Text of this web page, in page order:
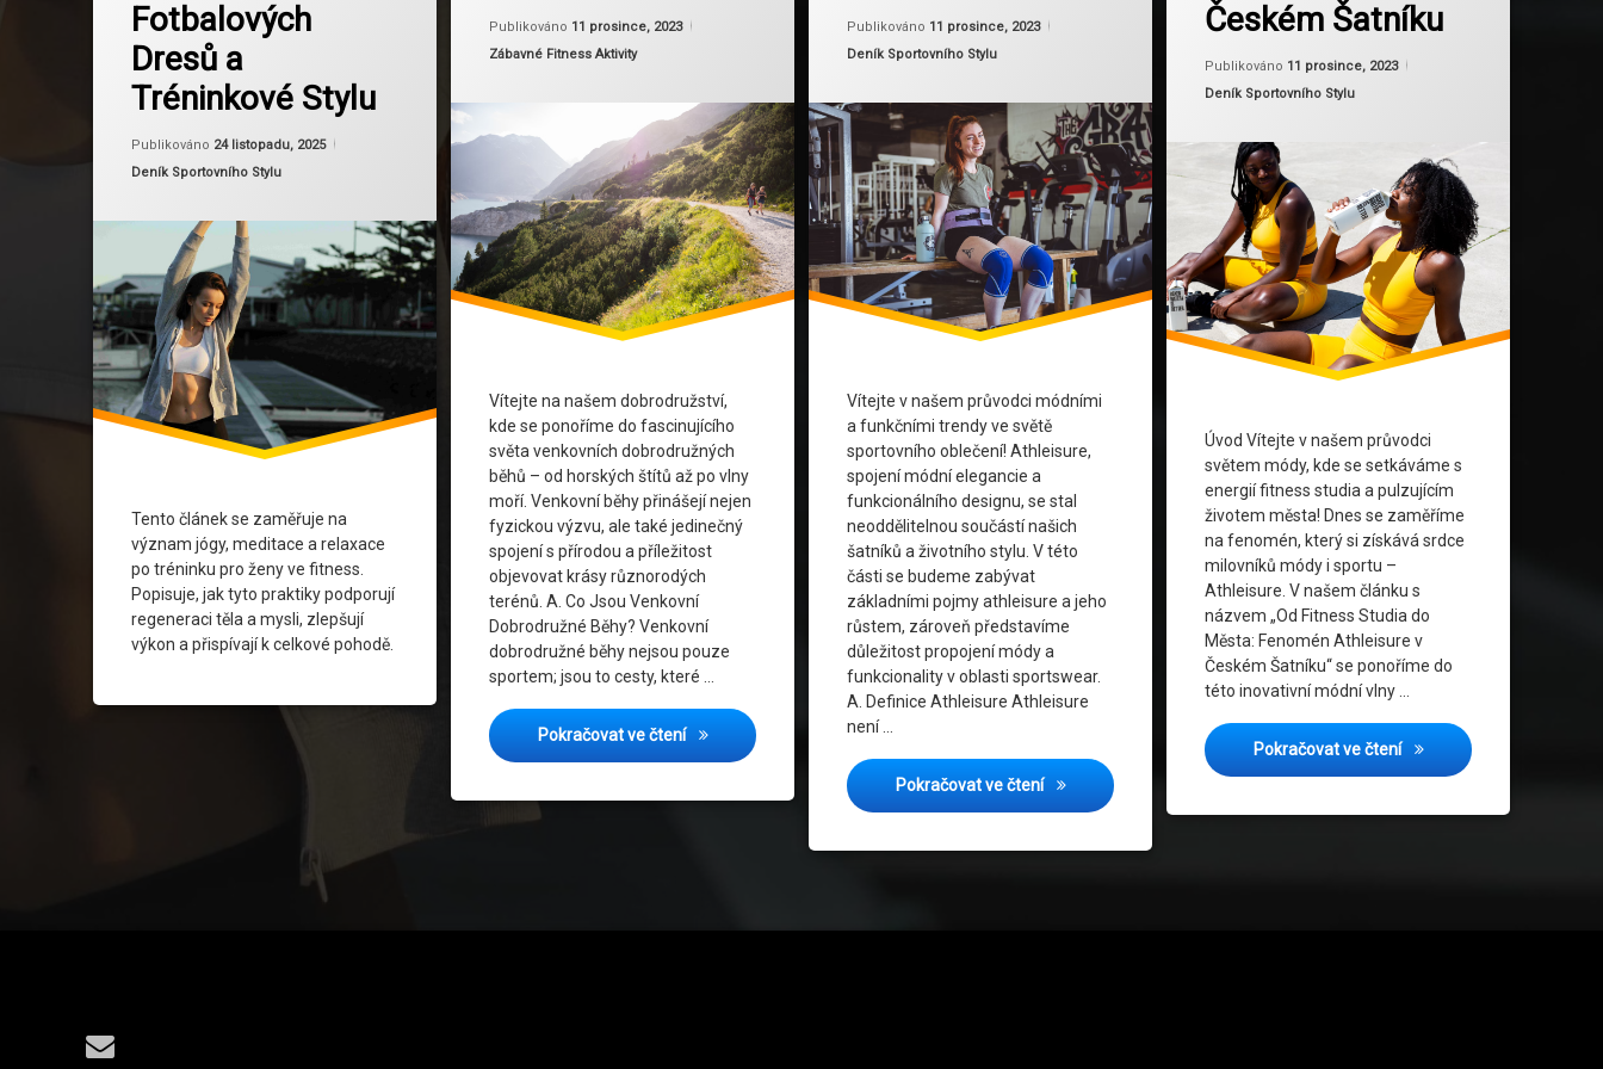
Fotbalových
Dresů a
Tréninkové Stylu
Publikováno 24 listopadu, 2025
24 listopadu, 2025
Kategorie:
Deník Sportovního Stylu
Tento článek se zaměřuje na
význam jógy, meditace a relaxace
po tréninku pro ženy ve fitness.
Popisuje, jak tyto praktiky podporují
regeneraci těla a mysli, zlepšují
výkon a přispívají k celkové pohodě.
meditace
pohodlí
Regenerace
regenerace po tréninku
Sportovní Oblečení
tělesná rovnováha
výkon
ženský sport
Publikováno 11 prosince, 2023
Kategorie:
Zábavné Fitness Aktivity
Vítejte na našem dobrodružství,
kde se ponoříme do fascinujícího
světa venkovních dobrodružných
běhů – od horských štítů až po vlny
moří. Venkovní běhy přinášejí nejen
fyzickou výzvu, ale také jedinečný
spojení s přírodou a příležitost
objevovat krásy různorodých
terénů. A. Co Jsou Venkovní
Dobrodružné Běhy? Venkovní
dobrodružné běhy nejsou pouze
sportem; jsou to cesty, které …
Pokračovat ve čteníVenkovní Dobrodružné Běhy: Od Hor k Moři
Běhání Po Horách
Běhání V Přírodě
Běžecké Inspirace
Běžecké Příběhy
Běžecké Trasy
Dobrodružství V Běhání
Sportovní Oblečení
Zdraví A Sport
Zumba Fitness
Publikováno 11 prosince, 2023
11 prosince, 2023
Kategorie:
Deník Sportovního Stylu
Vítejte v našem průvodci módními
a funkčními trendy ve světě
sportovního oblečení! Athleisure,
spojení módní elegancie a
funkcionálního designu, se stal
neoddělitelnou součástí našich
šatníků a životního stylu. V této
části se budeme zabývat
základními pojmy athleisure a jeho
růstem, zároveň představíme
důležitost propojení módy a
funkcionality v oblasti sportswear.
A. Definice Athleisure Athleisure
není …
Pokračovat ve čteníMódní a Funkční: Aktuální Trendy ve Sportovním Oblečení
Fitness Móda
Kolekce Sportovního Oblečení
Módní Inspirace
Módní Trendy
Personalizace
Sociální Vlivy
Sportovní Oblečení
Streetwear
Udržitelná Móda
Virtuální Reality
Českém Šatníku
Publikováno 11 prosince, 2023
Kategorie:
Deník Sportovního Stylu
Úvod Vítejte v našem průvodci
světem módy, kde se setkáváme s
energií fitness studia a pulzujícím
životem města! Dnes se zaměříme
na fenomén, který si získává srdce
milovníků módy i sportu –
Athleisure. V našem článku s
názvem „Od Fitness Studia do
Města: Fenomén Athleisure v
Českém Šatníku“ se ponoříme do
této inovativní módní vlny …
Pokračovat ve čteníOd Fitness Studia do
Móda
Módní Inspirace
Pohodlný Životní Styl
Průvodce Módou
Šatník
Sportovní Oblečení
Sportovní Trendy
Trendy Módy
Udržitelná Móda
Udržitelnost VMódě
Vývoj Módy
Životní Styl
E-mail